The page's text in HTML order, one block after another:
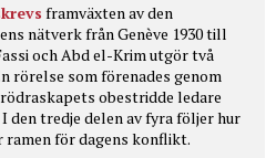
framväxten av den
nätverk från Genève 1930 till
och Abd el-Krim utgör två
rörelse som förenades genom
obestridde ledare
den tredje delen av fyra följer hur
för dagens konflikt.